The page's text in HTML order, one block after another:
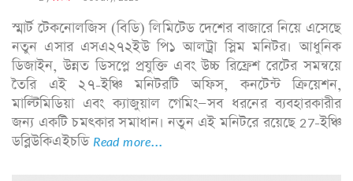
স্মার্ট টেকনোলজিস (বিডি) লিমিটেড দেশের বাজারে নিয়ে এসেছে
নতুন এসার এসএ২৭২ইউ পি১ আলট্রা স্লিম মনিটর। আধুনিক
ডিজাইন, উন্নত ডিসপ্লে প্রযুক্তি এবং উচ্চ রিফ্রেশ রেটের সমন্বয়ে
তৈরি এই ২৭-ইঞ্চি মনিটরটি অফিস, কনটেন্ট ক্রিয়েশন,
মাল্টিমিডিয়া এবং ক্যাজুয়াল গেমিং—সব ধরনের ব্যবহারকারীর
জন্য একটি চমৎকার সমাধান। নতুন এই মনিটরে রয়েছে 27-ইঞ্চি
ডব্লিউকিএইচডি Read more...